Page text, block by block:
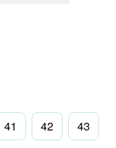
41 42 43